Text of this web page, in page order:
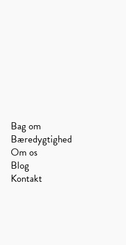
Bag om
Bæredygtighed
Om os
Blog
Kontakt